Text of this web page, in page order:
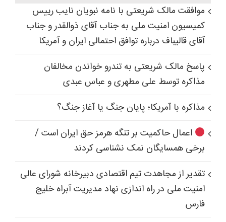
موافقت مالک شریعتی با نامه نبویان نایب رییس
کمیسیون امنیت ملی به جناب آقای ذوالقدر و جناب
آقای قالیباف درباره توافق احتمالی ایران و آمریکا
پاسخ مالک شریعتی به تندرو خواندن مخالفان
مذاکره توسط علی مطهری و عباس عبدی
مذاکره با آمریکا؛ پایان جنگ یا آغاز جنگ؟
اعمال حاکمیت بر تنگه هرمز حق ایران است /
برخی همسایگان نمک نشناسی کردند
تقدیر از مجاهدت تیم اقتصادی دبیرخانه شورای عالی
امنیت ملی در راه اندازی نهاد مدیریت آبراه خلیج
فارس